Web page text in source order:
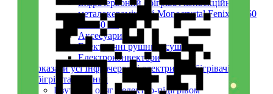
Інфрачервоний обігрівач конвекційний
металокерамічний Monocrystal Fenix 60x60
см 750 Вт
Аксесуари
Електричні рушникосушки
Електроконвектори
Показати усі Інфрачервоні електричні обігрівачі
Обігрів та сушіння
Взуття та одяг з електро-підігрівом